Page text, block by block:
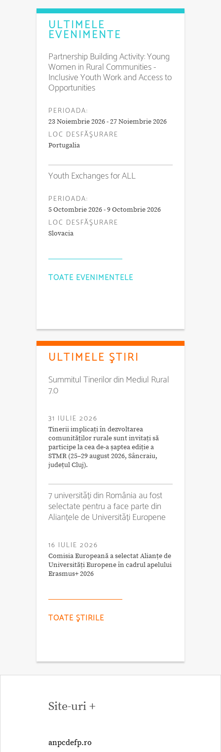
ULTIMELE
EVENIMENTE
Partnership Building Activity: Young
Women in Rural Communities -
Inclusive Youth Work and Access to
Opportunities
PERIOADA:
23 Noiembrie 2026 - 27 Noiembrie 2026
LOC DESFĂŞURARE
Portugalia
Youth Exchanges for ALL
PERIOADA:
5 Octombrie 2026 - 9 Octombrie 2026
LOC DESFĂŞURARE
Slovacia
TOATE EVENIMENTELE
ULTIMELE ŞTIRI
Summitul Tinerilor din Mediul Rural
7.0
31 IULIE 2026
Tinerii implicați în dezvoltarea
comunităților rurale sunt invitați să
participe la cea de-a șaptea ediție a
STMR (25–29 august 2026, Sâncraiu,
județul Cluj).
7 universități din România au fost
selectate pentru a face parte din
Alianțele de Universități Europene
16 IULIE 2026
Comisia Europeană a selectat Alianțe de
Universități Europene în cadrul apelului
Erasmus+ 2026
TOATE ŞTIRILE
Site-uri +
anpcdefp.ro